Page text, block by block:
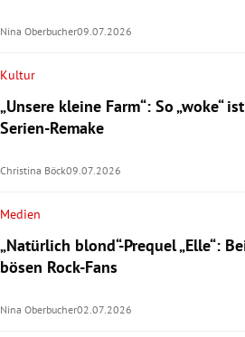
Nina Oberbucher09.07.2026
Kultur
„Unsere kleine Farm“: So „woke“
Serien-Remake
Christina Böck09.07.2026
Medien
„Natürlich blond“-Prequel „Elle“:
bösen Rock-Fans
Nina Oberbucher02.07.2026